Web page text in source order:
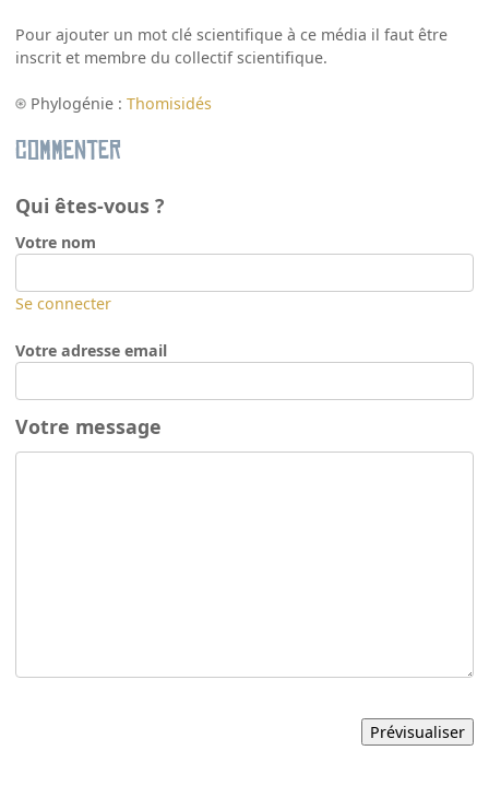
Pour ajouter un mot clé scientifique à ce média il faut être
inscrit et membre du collectif scientifique.
Phylogénie :Thomisidés
Commenter
Qui êtes-vous ?
Votre nom
Se connecter
Votre adresse email
Votre message